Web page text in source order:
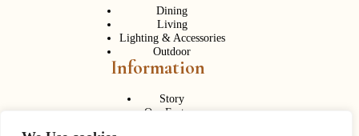
Dining
Living
Lighting & Accessories
Outdoor
Information
Story
Our Factory